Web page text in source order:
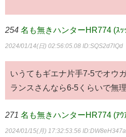
254 名も無きハンターHR774 (ｽ
2024/01/14(日) 02:56:05.08 ID:SQS2d7lQd
いうてもギエナ片手7-5でオウ
ランスさんなら6-5くらいで無
271 名も無きハンターHR774 (ｱｳ
2024/01/15(月) 17:32:53.56 ID:DW8eH347a